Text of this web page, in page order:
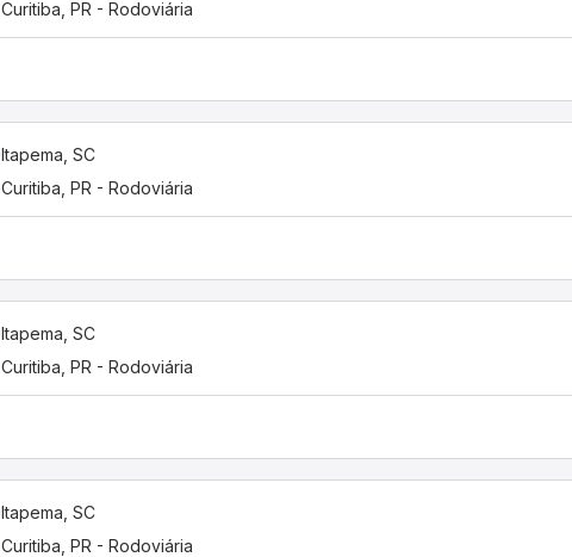
Curitiba, PR - Rodoviária
Itapema, SC
Curitiba, PR - Rodoviária
Itapema, SC
Curitiba, PR - Rodoviária
Itapema, SC
Curitiba, PR - Rodoviária